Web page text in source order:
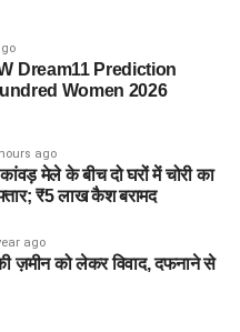
Dream11 Prediction
Women 2026
ago
मेले के बीच दो घरों में चोरी का
₹5 लाख कैश बरामद
ago
ज़मीन को लेकर विवाद, दफनाने से